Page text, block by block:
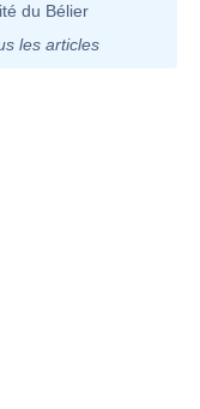
du Bélier
les articles